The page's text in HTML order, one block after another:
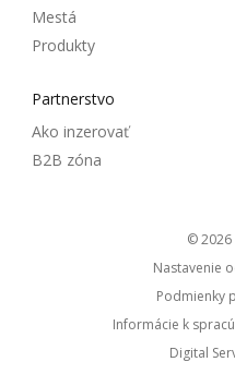
Mestá
Produkty
Partnerstvo
Ako inzerovať
B2B zóna
© 2026
Nastavenie
Podmienky
Informácie k
Digital